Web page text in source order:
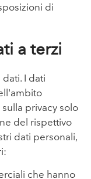
di
a terzi
I dati
privacy solo
del rispettivo
dati personali,
che hanno